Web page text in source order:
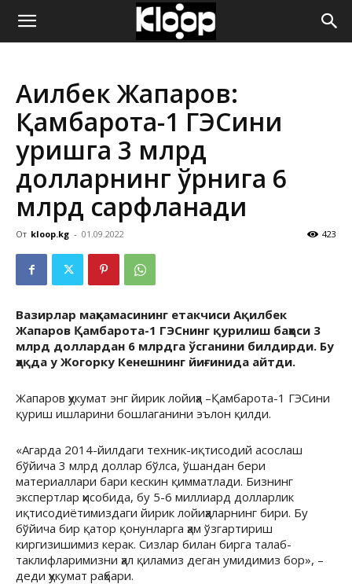
ҚИРҒИЗИСТОН
ЯНГИЛИКЛАРИ
Ақилбек Жапаров:
Қамбарота-1 ГЭСини
қуришга 3 млрд
долларнинг ўрнига 6
млрд сарфланади
От kloop.kg - 01.09.2022 423
Вазирлар маҳкамасининг етакчиси Ақилбек
Жапаров Қамбарота-1 ГЭСнинг қурилиш баҳоси 3
млрд доллардан 6 млрдга ўсганини билдирди. Бу
ҳақда у Жогорку Кенешнинг йиғинида айтди.
Жапаров ҳукумат энг йирик лойиҳа –Қамбарота-1 ГЭСини
қуриш ишларини бошлаганини эълон қилди.
«Агарда 2014-йилдаги техник-иқтисодий асослаш
бўйича 3 млрд доллар бўлса, ўшандан бери
материаллари бари кескин қимматлади. Бизнинг
экспертлар ҳисобида, бу 5-6 миллиард долларлик
иқтисодиётимиздаги йирик лойиҳаларнинг бири. Бу
бўйича бир қатор қонунларга ҳам ўзгартириш
киргизишимиз керак. Сизлар билан бирга талаб-
таклифларимизни ҳал қиламиз деган умидимиз бор», –
деди ҳукумат раҳбари.